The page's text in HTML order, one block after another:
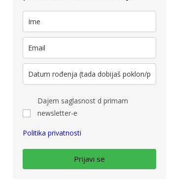
Dajem saglasnost d primam
newsletter-e
Politika privatnosti
Prijavi se